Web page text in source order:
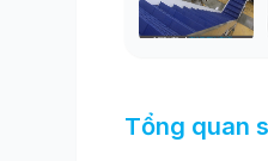
Tổng quan